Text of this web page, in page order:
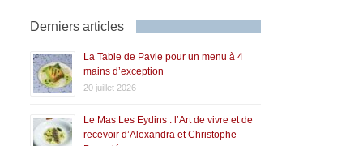
Derniers articles
La Table de Pavie pour un menu à 4
mains d’exception
20 juillet 2026
Le Mas Les Eydins : l’Art de vivre et de
recevoir d’Alexandra et Christophe